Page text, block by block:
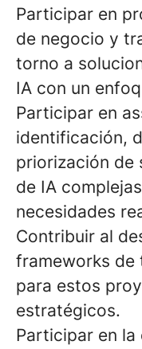
Participar en
de negocio y
torno a
IA con un
Participar en
identificación,
priorización de
de IA
necesidades
Contribuir al
frameworks de
para estos
estratégicos.
Participar en